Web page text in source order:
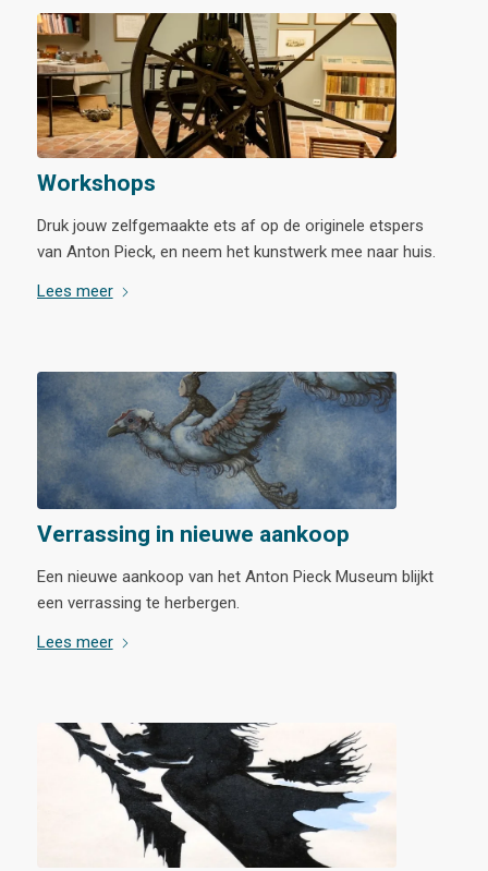
Workshops
Druk jouw zelfgemaakte ets af op de originele etspers
van Anton Pieck, en neem het kunstwerk mee naar huis.
Lees meer
Verrassing in nieuwe aankoop
Een nieuwe aankoop van het Anton Pieck Museum blijkt
een verrassing te herbergen.
Lees meer